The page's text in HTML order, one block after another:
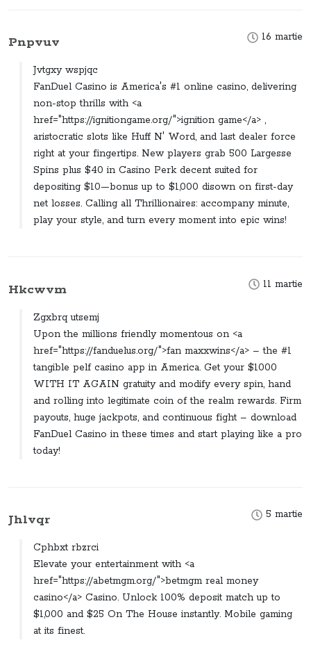
16 martie
Pnpvuv
Jvtgxy wspjqc
FanDuel Casino is America's #1 online casino, delivering
non-stop thrills with <a
href="https://ignitiongame.org/">ignition game</a> ,
aristocratic slots like Huff N' Word, and last dealer force
right at your fingertips. New players grab 500 Largesse
Spins plus $40 in Casino Perk decent suited for
depositing $10—bonus up to $1,000 disown on first-day
net losses. Calling all Thrillionaires: accompany minute,
play your style, and turn every moment into epic wins!
11 martie
Hkcwvm
Zgxbrq utsemj
Upon the millions friendly momentous on <a
href="https://fanduelus.org/">fan maxxwins</a> – the #1
tangible pelf casino app in America. Get your $1000
WITH IT AGAIN gratuity and modify every spin, hand
and rolling into legitimate coin of the realm rewards. Firm
payouts, huge jackpots, and continuous fight – download
FanDuel Casino in these times and start playing like a pro
today!
5 martie
Jhlvqr
Cphbxt rbzrci
Elevate your entertainment with <a
href="https://abetmgm.org/">betmgm real money
casino</a> Casino. Unlock 100% deposit match up to
$1,000 and $25 On The House instantly. Mobile gaming
at its finest.